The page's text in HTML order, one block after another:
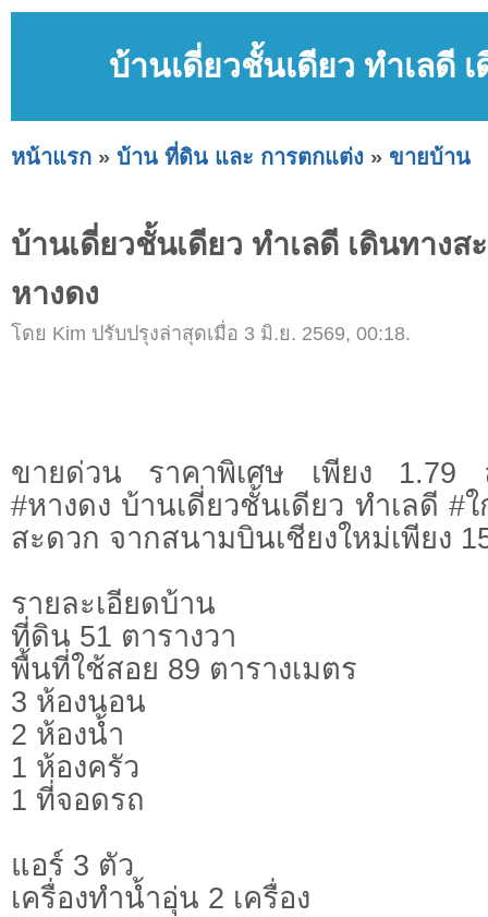
บ้านเดี่ยวชั้นเดียว ทำเลดี
หน้าแรก » บ้าน ที่ดิน และ การตกแต่ง » ขายบ้าน
บ้านเดี่ยวชั้นเดียว ทำเลดี เดินทางส
หางดง
โดย Kim ปรับปรุงล่าสุดเมื่อ 3 มิ.ย. 2569, 00:18.
ขายด่วน ราคาพิเศษ เพียง 1.79
#หางดง บ้านเดี่ยวชั้นเดียว ทำเลดี #
สะดวก จากสนามบินเชียงใหม่เพียง
รายละเอียดบ้าน
ที่ดิน 51 ตารางวา
พื้นที่ใช้สอย 89 ตารางเมตร
3 ห้องนอน
2 ห้องน้ำ
1 ห้องครัว
1 ที่จอดรถ
แอร์ 3 ตัว
เครื่องทำน้ำอุ่น 2 เครื่อง